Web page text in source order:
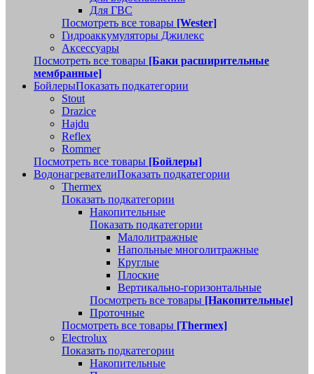
Для ГВС
Посмотреть все товары [Wester]
Гидроаккумуляторы Джилекс
Аксессуары
Посмотреть все товары [Баки расширительные
мембранные]
БойлерыПоказать подкатегории
Stout
Drazice
Hajdu
Reflex
Rommer
Посмотреть все товары [Бойлеры]
ВодонагревателиПоказать подкатегории
Thermex
Показать подкатегории
Накопительные
Показать подкатегории
Малолитражные
Напольные многолитражные
Круглые
Плоские
Вертикально-горизонтальные
Посмотреть все товары [Накопительные]
Проточные
Посмотреть все товары [Thermex]
Electrolux
Показать подкатегории
Накопительные